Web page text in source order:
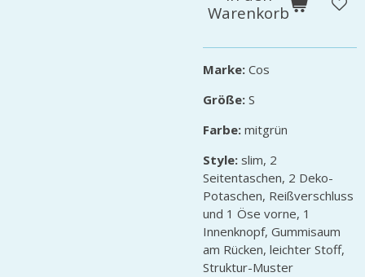
Warenkorb
Marke: Cos
Größe: S
Farbe: mitgrün
Style: slim, 2
Seitentaschen, 2 Deko-
Potaschen, Reißverschluss
und 1 Öse vorne, 1
Innenknopf, Gummisaum
am Rücken, leichter Stoff,
Struktur-Muster